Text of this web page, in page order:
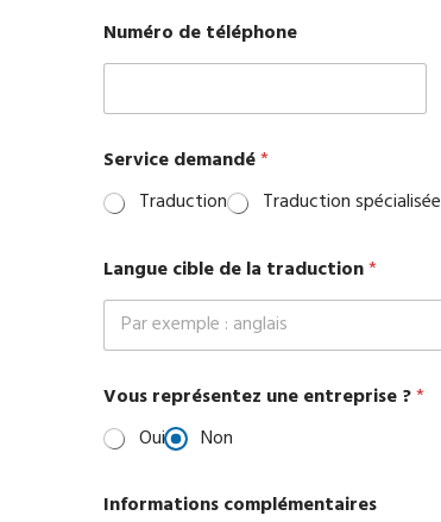
*
d
e
a
d
Numéro de téléphone
Service demandé*
Traduction
Traduction spécialisée
Langue cible de la traduction*
Vous représentez une entreprise ?*
Oui
Non
Informations complémentaires